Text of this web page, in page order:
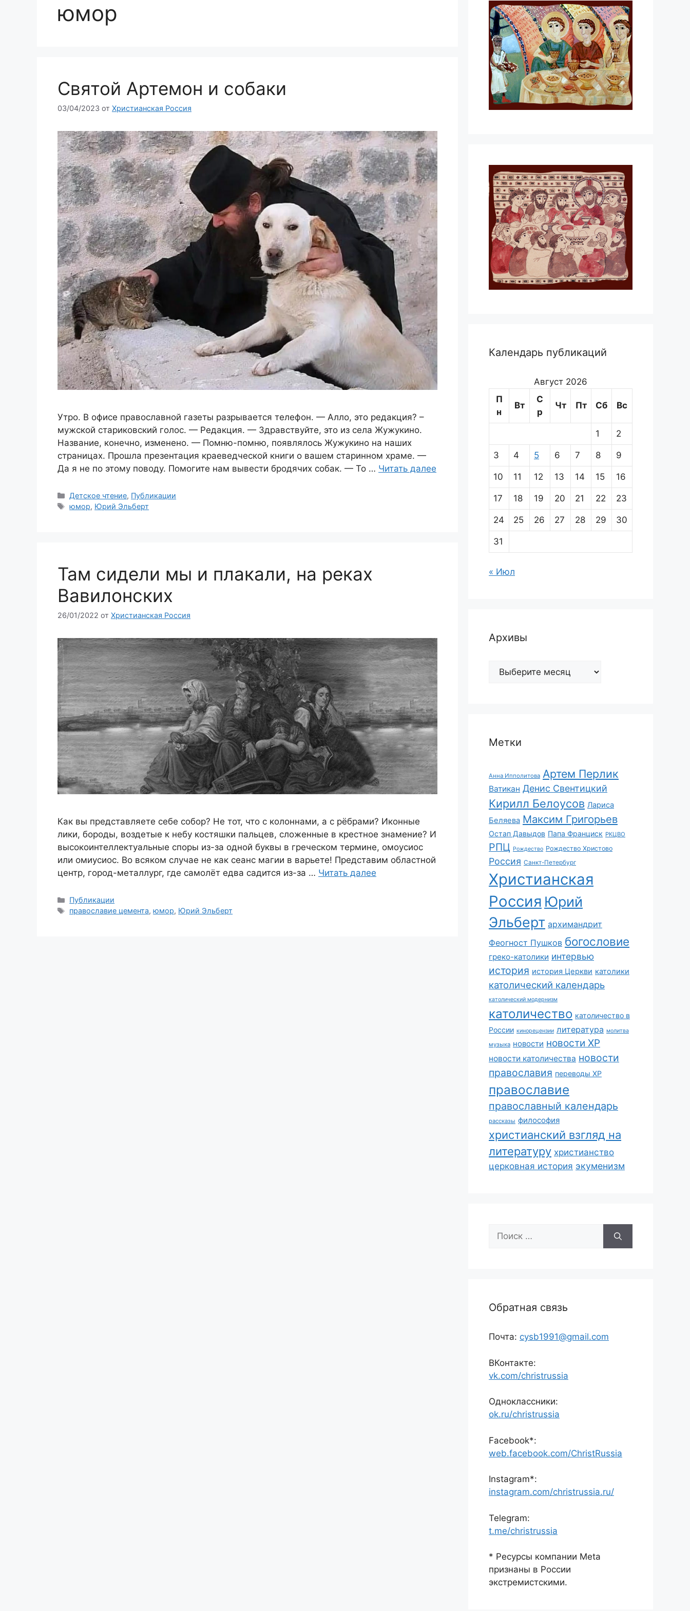
юмор
Святой Артемон и собаки
03/04/2023 от Христианская Россия
Утро. В офисе православной газеты разрывается телефон. — Алло, это редакция? –
мужской стариковский голос. — Редакция. — Здравствуйте, это из села Жужукино.
Название, конечно, изменено. — Помню-помню, появлялось Жужукино на наших
страницах. Прошла презентация краеведческой книги о вашем старинном храме. —
Да я не по этому поводу. Помогите нам вывести бродячих собак. — То … Читать далее
Рубрики
Детское чтение, Публикации
Метки
юмор, Юрий Эльберт
Там сидели мы и плакали, на реках
Вавилонских
26/01/2022 от Христианская Россия
Как вы представляете себе собор? Не тот, что с колоннами, а с рёбрами? Иконные
лики, бороды, воздетые к небу костяшки пальцев, сложенные в крестное знамение? И
высокоинтеллектуальные споры из-за одной буквы в греческом термине, омоусиос
или омиусиос. Во всяком случае не как сеанс магии в варьете! Представим областной
центр, город-металлург, где самолёт едва садится из-за … Читать далее
Рубрики
Публикации
Метки
православие цемента,юмор, Юрий Эльберт
Календарь публикаций
Август 2026
П
н
Вт
С
р
Чт Пт Сб Вс
1 2
3 4 5 6 7 8 9
10 11 12 13 14 15 16
17 18 19 20 21 22 23
24 25 26 27 28 29 30
31
« Июл
Архивы
Архивы
Метки
Анна Ипполитова Артем Перлик
Ватикан Денис Свентицкий
Кирилл Белоусов Лариса
Беляева Максим Григорьев
Остап Давыдов Папа Франциск РКЦВО
РПЦ Рождество Рождество Христово
Россия Санкт-Петербург
Христианская
Россия Юрий
Эльберт архимандрит
Феогност Пушков богословие
греко-католики интервью
история история Церкви католики
католический календарь
католический модернизм
католичество католичество в
России кинорецензии литература молитва
музыка новости новости ХР
новости католичества новости
православия переводы ХР
православие
православный календарь
рассказы философия
христианский взгляд на
литературу христианство
церковная история экуменизм
Поиск:
Обратная связь
Почта: cysb1991@gmail.com
ВКонтакте:
vk.com/christrussia
Одноклассники:
ok.ru/christrussia
Facebook*:
web.facebook.com/ChristRussia
Instagram*:
instagram.com/christrussia.ru/
Telegram:
t.me/christrussia
* Ресурсы компании Meta
признаны в России
экстремистскими.